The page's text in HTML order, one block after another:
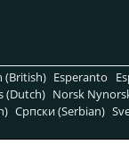
(British) Esperanto
(Dutch) Norsk
Српски (Serbian)